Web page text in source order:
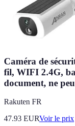
Caméra de
fil, WIFI 2.4G,
document, ne
Rakuten FR
47.93 EURVoir le prix